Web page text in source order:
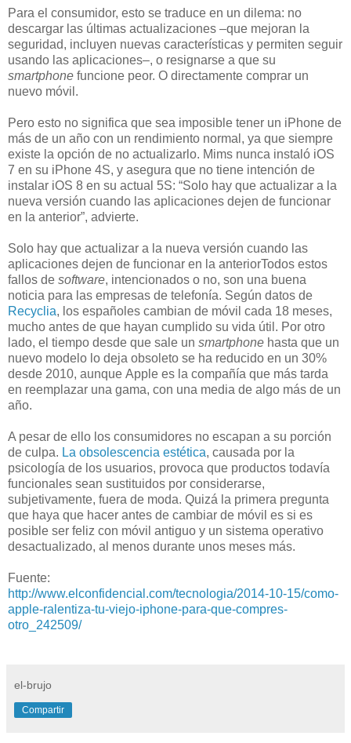
Para el consumidor, esto se traduce en un dilema: no
descargar las últimas actualizaciones –que mejoran la
seguridad, incluyen nuevas características y permiten seguir
usando las aplicaciones–, o resignarse a que su
smartphone funcione peor. O directamente comprar un
nuevo móvil.
Pero esto no significa que sea imposible tener un iPhone de
más de un año con un rendimiento normal, ya que siempre
existe la opción de no actualizarlo. Mims nunca instaló iOS
7 en su iPhone 4S, y asegura que no tiene intención de
instalar iOS 8 en su actual 5S: “Solo hay que actualizar a la
nueva versión cuando las aplicaciones dejen de funcionar
en la anterior”, advierte.
Solo hay que actualizar a la nueva versión cuando las
aplicaciones dejen de funcionar en la anteriorTodos estos
fallos de software, intencionados o no, son una buena
noticia para las empresas de telefonía. Según datos de
Recyclia, los españoles cambian de móvil cada 18 meses,
mucho antes de que hayan cumplido su vida útil. Por otro
lado, el tiempo desde que sale un smartphone hasta que un
nuevo modelo lo deja obsoleto se ha reducido en un 30%
desde 2010, aunque Apple es la compañía que más tarda
en reemplazar una gama, con una media de algo más de un
año.
A pesar de ello los consumidores no escapan a su porción
de culpa. La obsolescencia estética, causada por la
psicología de los usuarios, provoca que productos todavía
funcionales sean sustituidos por considerarse,
subjetivamente, fuera de moda. Quizá la primera pregunta
que haya que hacer antes de cambiar de móvil es si es
posible ser feliz con móvil antiguo y un sistema operativo
desactualizado, al menos durante unos meses más.
Fuente:
http://www.elconfidencial.com/tecnologia/2014-10-15/como-
apple-ralentiza-tu-viejo-iphone-para-que-compres-
otro_242509/
el-brujo
Compartir